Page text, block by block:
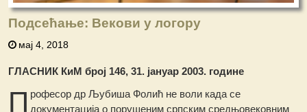
Подсећање: Векови у логору
мај 4, 2018
ГЛАСНИК КиМ број 146, 31. јануар 2003. године
П рофесор др Љубиша Фолић не воли када се
документација о порушеним српским средњовековним